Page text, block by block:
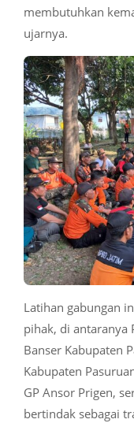
membutuhkan
ujarnya.
Latihan gabungan
pihak, di antaranya
Banser Kabupaten
Kabupaten
GP Ansor Prigen,
bertindak sebagai